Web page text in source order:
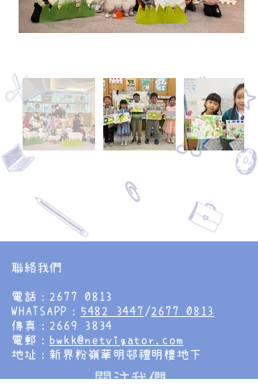
聯絡我們
電話：2677 0813
WHATSAPP： 5482 3447 /2677 0813
傳真：2669 3834
電郵： bwkk@netvigator.com
地址：新界粉嶺華明邨禮明樓地下
​關注我們